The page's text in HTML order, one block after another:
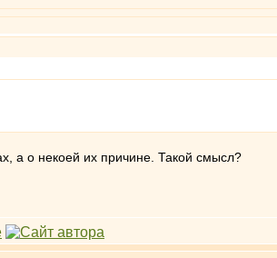
а о некоей их причине. Такой смысл?